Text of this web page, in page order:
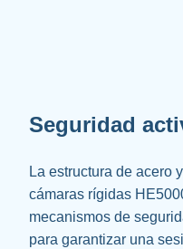
Seguridad
La estructura de acero
cámaras rígidas
mecanismos de
para garantizar una